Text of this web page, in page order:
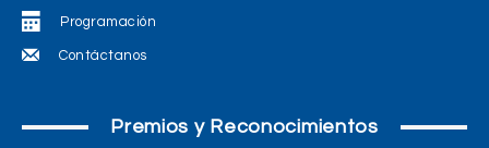
Programación
Contáctanos
Premios y Reconocimientos